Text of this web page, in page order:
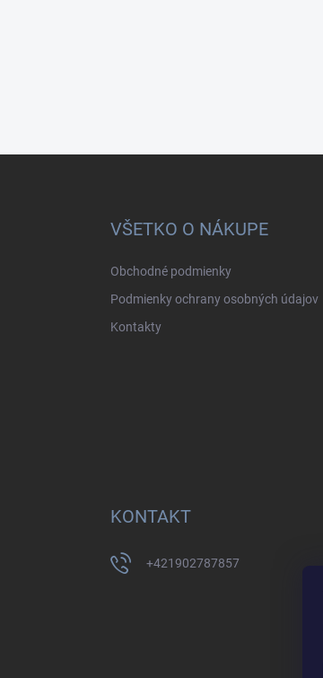
VŠETKO O NÁKUPE
Obchodné podmienky
Podmienky ochrany osobných údajov
Kontakty
KONTAKT
+421902787857